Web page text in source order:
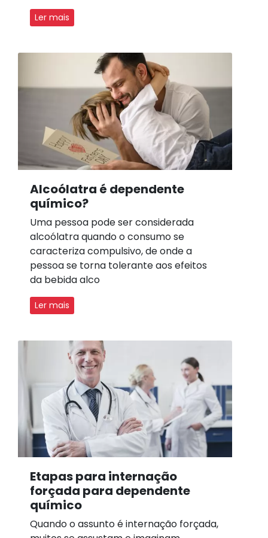
Ler mais
Alcoólatra é dependente
químico?
Uma pessoa pode ser considerada
alcoólatra quando o consumo se
caracteriza compulsivo, de onde a
pessoa se torna tolerante aos efeitos
da bebida alco
Ler mais
Etapas para internação
forçada para dependente
químico
Quando o assunto é internação forçada,